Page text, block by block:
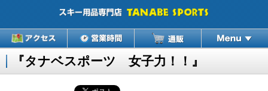
『タナベスポーツ 女子力！！』